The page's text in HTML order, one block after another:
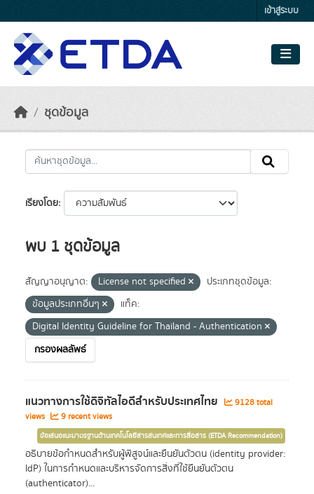
เข้าสู่ระบบ
ชุดข้อมูล
เรียงโดย
พบ 1 ชุดข้อมูล
สัญญาอนุญาต: License not specified
ประเภทชุดข้อมูล:
ข้อมูลประเภทอื่นๆ
แท็ค:
Digital Identity Guideline for Thailand - Authentication
กรองผลลัพธ์
แนวทางการใช้ดิจิทัลไอดีสำหรับประเทศไทย
9128 total
views
9 recent views
ข้อเสนอแนะมาตรฐานด้านเทคโนโลยีสารสนเทศและการสื่อสาร (ETDA Recommendation)
อธิบายข้อกำหนดสำหรับผู้พิสูจน์และยืนยันตัวตน (identity provider:
IdP) ในการกำหนดและบริหารจัดการสิ่งที่ใช้ยืนยันตัวตน
(authenticator)...